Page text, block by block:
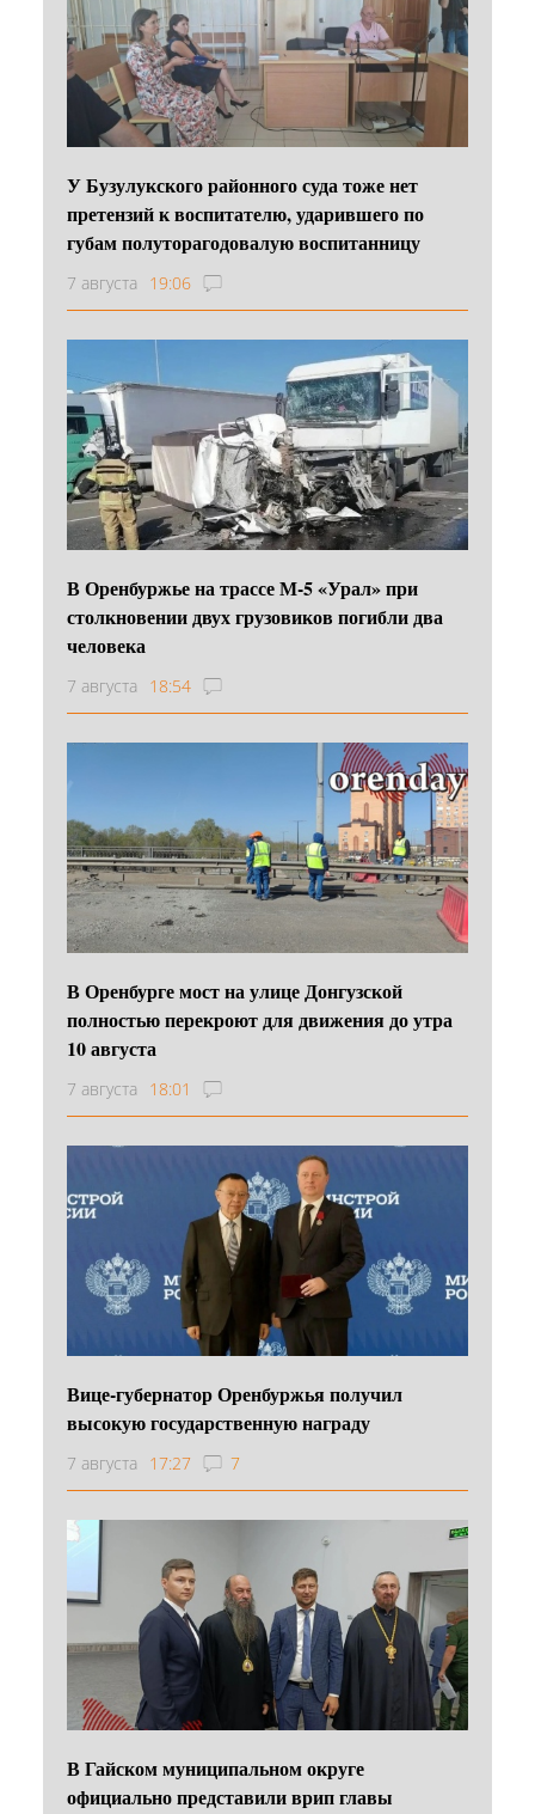
У Бузулукского районного суда тоже нет
претензий к воспитателю, ударившего по
губам полуторагодовалую воспитанницу
7 августа 19:06
В Оренбуржье на трассе М-5 «Урал» при
столкновении двух грузовиков погибли два
человека
7 августа 18:54
В Оренбурге мост на улице Донгузской
полностью перекроют для движения до утра
10 августа
7 августа 18:01
Вице-губернатор Оренбуржья получил
высокую государственную награду
7 августа 17:27 7
В Гайском муниципальном округе
официально представили врип главы